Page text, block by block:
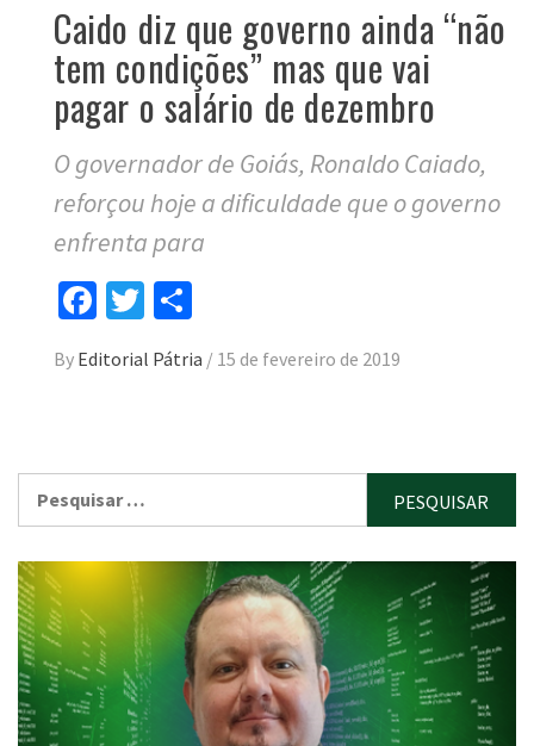
Caido diz que governo ainda “não
tem condições” mas que vai
pagar o salário de dezembro
O governador de Goiás, Ronaldo Caiado,
reforçou hoje a dificuldade que o governo
enfrenta para
Facebook
Twitter
By Editorial Pátria / 15 de fevereiro de 2019